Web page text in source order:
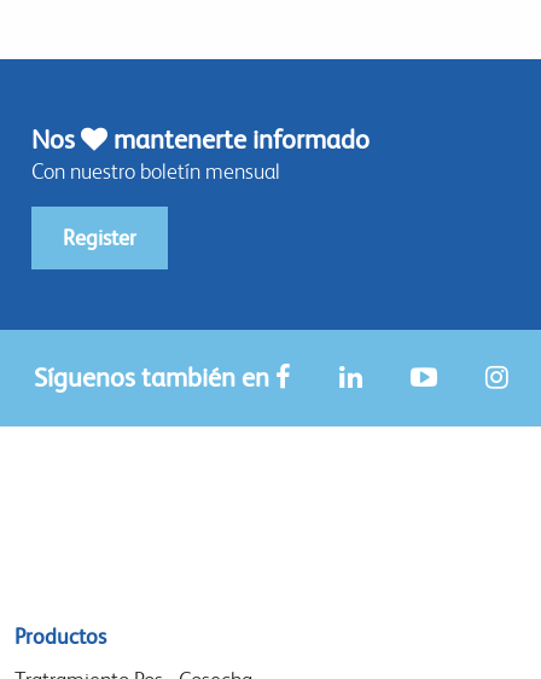
Nos mantenerte informado
Con nuestro boletín mensual
Register
Síguenos también en
Sitemap
menu
Productos